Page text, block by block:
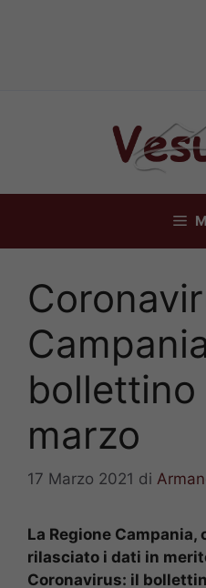
bollettino
marzo
17 Marzo 2021 di
La Regione Campania,
rilasciato i dati in
Coronavirus: il